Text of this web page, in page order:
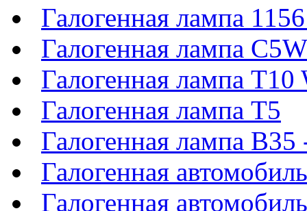
Галогенная лампа
Галогенная лампа
Галогенная лампа T10
Галогенная лампа T5
Галогенная лампа
Галогенная
Галогенная